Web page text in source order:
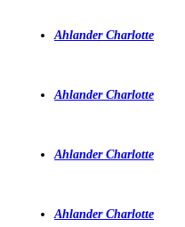
Ahlander Charlotte
Ahlander Charlotte
Ahlander Charlotte
Ahlander Charlotte